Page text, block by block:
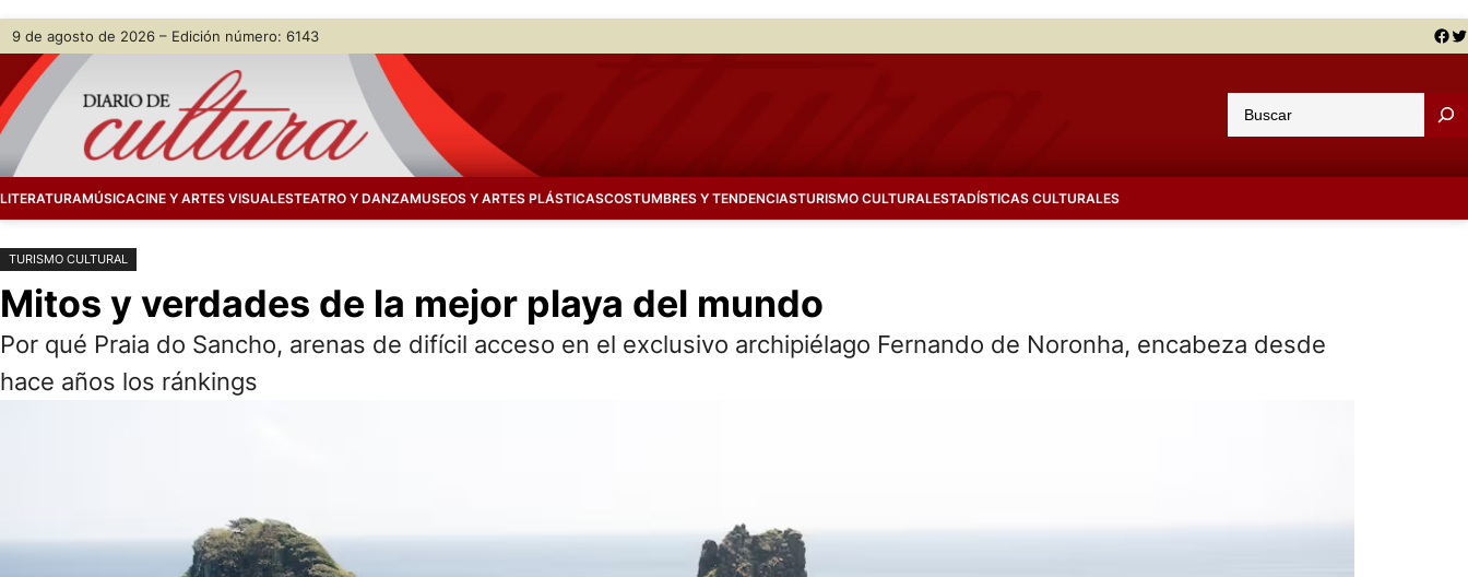
Saltar
contenido
Skip
content
9 de agosto de 2026 – Edición número: 6143 Facebook Twitter
u
a
LITERATURAMÚSICACINE Y ARTES VISUALESTEATRO Y DANZAMUSEOS Y ARTES PLÁSTICASCOSTUMBRES Y TENDENCIASTURISMO CULTURALESTADÍSTICAS CULTURALES
TURISMO CULTURAL
Mitos y verdades de la mejor playa del mundo
Por qué Praia do Sancho, arenas de difícil acceso en el exclusivo archipiélago Fernando de Noronha, encabeza desde
hace años los ránkings